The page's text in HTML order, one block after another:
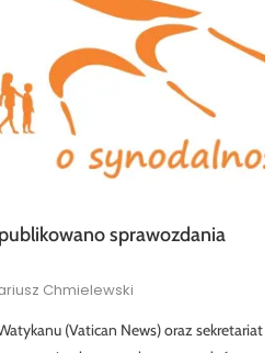
sprawozdania
Chmielewski
(Vatican News) oraz sekretariat